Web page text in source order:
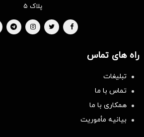
پلاک ۵
راه های تماس
تبلیغات
تماس با ما
همکاری با ما
بیانیه مأموریت